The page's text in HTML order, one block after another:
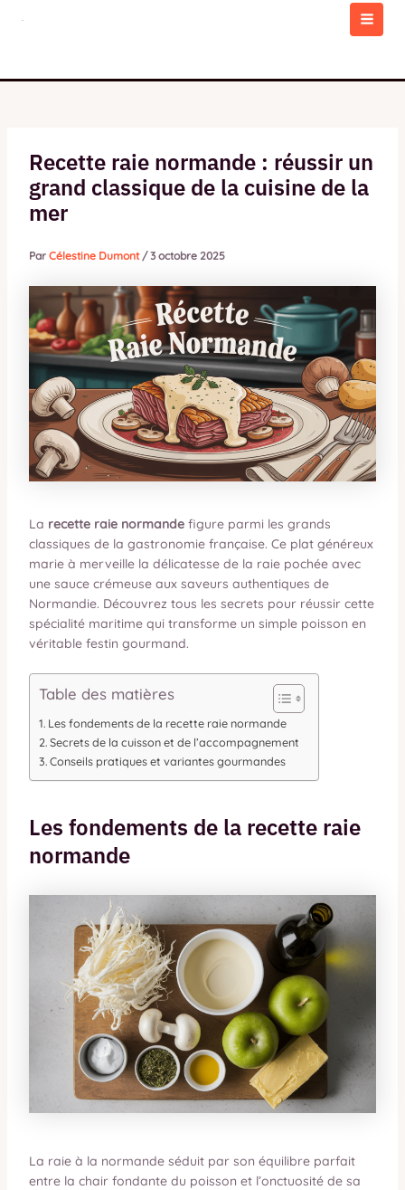
Recette raie normande : réussir un
grand classique de la cuisine de la
mer
Par Célestine Dumont/3 octobre 2025
La recette raie normandefigure parmi les grands
classiques de la gastronomie française. Ce plat généreux
marie à merveille la délicatesse de la raie pochée avec
une sauce crémeuse aux saveurs authentiques de
Normandie. Découvrez tous les secrets pour réussir cette
spécialité maritime qui transforme un simple poisson en
véritable festin gourmand.
Table des matières
Les fondements de la recette raie normande
Secrets de la cuisson et de l’accompagnement
Conseils pratiques et variantes gourmandes
Les fondements de la recette raie
normande
La raie à la normande séduit par son équilibre parfait
entre la chair fondante du poisson et l’onctuosité de sa